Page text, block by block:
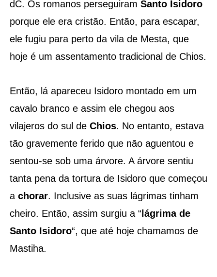
dC. Os romanos perseguiram Santo Isidoro
porque ele era cristão. Então, para escapar,
ele fugiu para perto da vila de Mesta, que
hoje é um assentamento tradicional de Chios.
Então, lá apareceu Isidoro montado em um
cavalo branco e assim ele chegou aos
vilajeros do sul deChios. No entanto, estava
tão gravemente ferido que não aguentou e
sentou-se sob uma árvore. A árvore sentiu
tanta pena da tortura de Isidoro que começou
a chorar. Inclusive as suas lágrimas tinham
cheiro. Então, assim surgiu a “ lágrima de
Santo Isidoro“, que até hoje chamamos de
Mastiha.